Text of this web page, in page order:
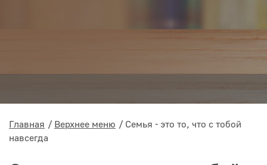
Главная Верхнее меню
Семья - это то, что с тобой
навсегда